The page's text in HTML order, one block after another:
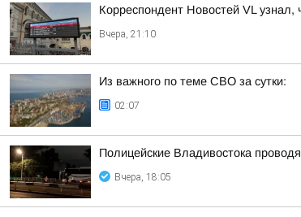
Корреспондент Новостей VL
Вчера, 21:10
Из важного по теме СВО за сутки:
02:07
Полицейские Владивостока
Вчера, 18:05